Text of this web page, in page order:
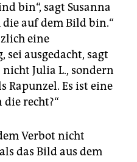
bin“, sagt Susanna
die auf dem Bild bin.“
eine
ausgedacht, sagt
Julia L., sondern
Rapunzel. Es ist eine
recht?“
Verbot nicht
das Bild aus dem